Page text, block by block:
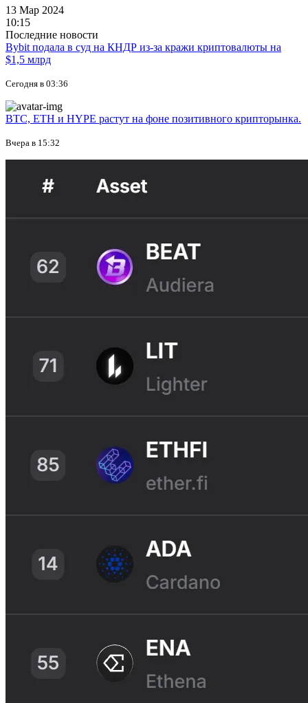
13 Мар 2024
10:15
Последние новости
Bybit подала в суд на КНДР из-за кражи криптовалюты на
$1,5 млрд
Сегодня в 03:36
BTC, ETH и HYPE растут на фоне позитивного крипторынка.
Вчера в 15:32